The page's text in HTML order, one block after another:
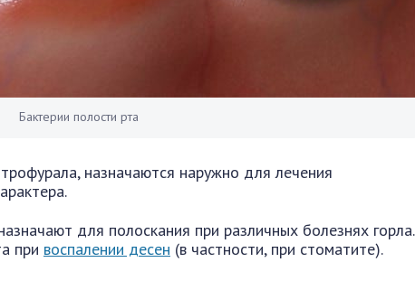
Бактерии полости рта
назначаются наружно для лечения
для полоскания при различных болезнях горла.
при воспалении десен (в частности, при стоматите).